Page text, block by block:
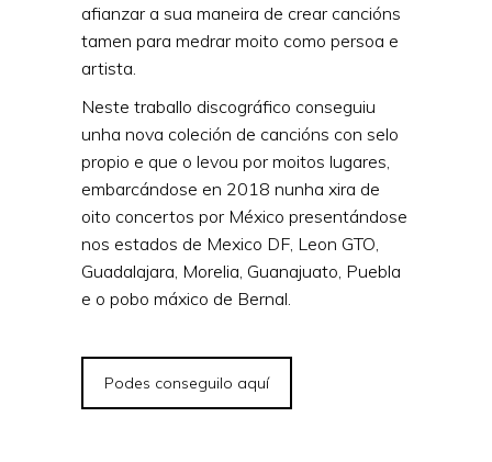
afianzar a sua maneira de crear cancións
tamen para medrar moito como persoa e
artista.
Neste traballo discográfico conseguiu
unha nova coleción de cancións con selo
propio e que o levou por moitos lugares,
embarcándose en 2018 nunha xira de
oito concertos por México presentándose
nos estados de Mexico DF, Leon GTO,
Guadalajara, Morelia, Guanajuato, Puebla
e o pobo máxico de Bernal.
Podes conseguilo aquí